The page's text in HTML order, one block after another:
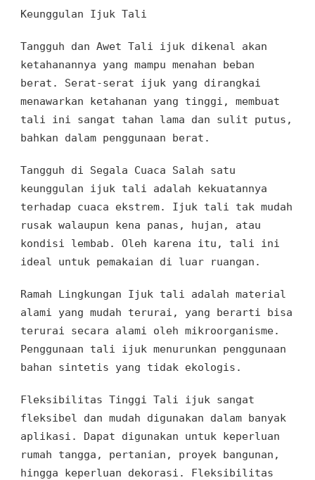
Keunggulan Ijuk Tali
Tangguh dan Awet Tali ijuk dikenal akan
ketahanannya yang mampu menahan beban
berat . Serat-serat ijuk yang dirangkai
menawarkan ketahanan yang tinggi, membuat
tali ini sangat tahan lama dan sulit putus,
bahkan dalam penggunaan berat .
Tangguh di Segala Cuaca Salah satu
keunggulan ijuk tali adalah kekuatannya
terhadap cuaca ekstrem. Ijuk tali tak mudah
rusak walaupun kena panas, hujan , atau
kondisi lembab . Oleh karena itu, tali ini
ideal untuk pemakaian di luar ruangan .
Ramah Lingkungan Ijuk tali adalah material
alami yang mudah terurai, yang berarti bisa
terurai secara alami oleh mikroorganisme.
Penggunaan tali ijuk menurunkan penggunaan
bahan sintetis yang tidak ekologis.
Fleksibilitas Tinggi Tali ijuk sangat
fleksibel dan mudah digunakan dalam banyak
aplikasi. Dapat digunakan untuk keperluan
rumah tangga , pertanian , proyek bangunan ,
hingga keperluan dekorasi . Fleksibilitas